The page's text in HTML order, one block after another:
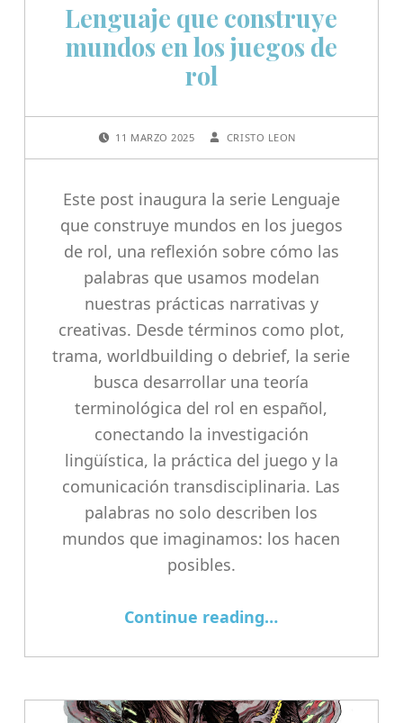
Lenguaje que construye
mundos en los juegos de
rol
11 MARZO 2025 CRISTO LEON
Este post inaugura la serie Lenguaje
que construye mundos en los juegos
de rol, una reflexión sobre cómo las
palabras que usamos modelan
nuestras prácticas narrativas y
creativas. Desde términos como plot,
trama, worldbuilding o debrief, la serie
busca desarrollar una teoría
terminológica del rol en español,
conectando la investigación
lingüística, la práctica del juego y la
comunicación transdisciplinaria. Las
palabras no solo describen los
mundos que imaginamos: los hacen
posibles.
Continue reading…